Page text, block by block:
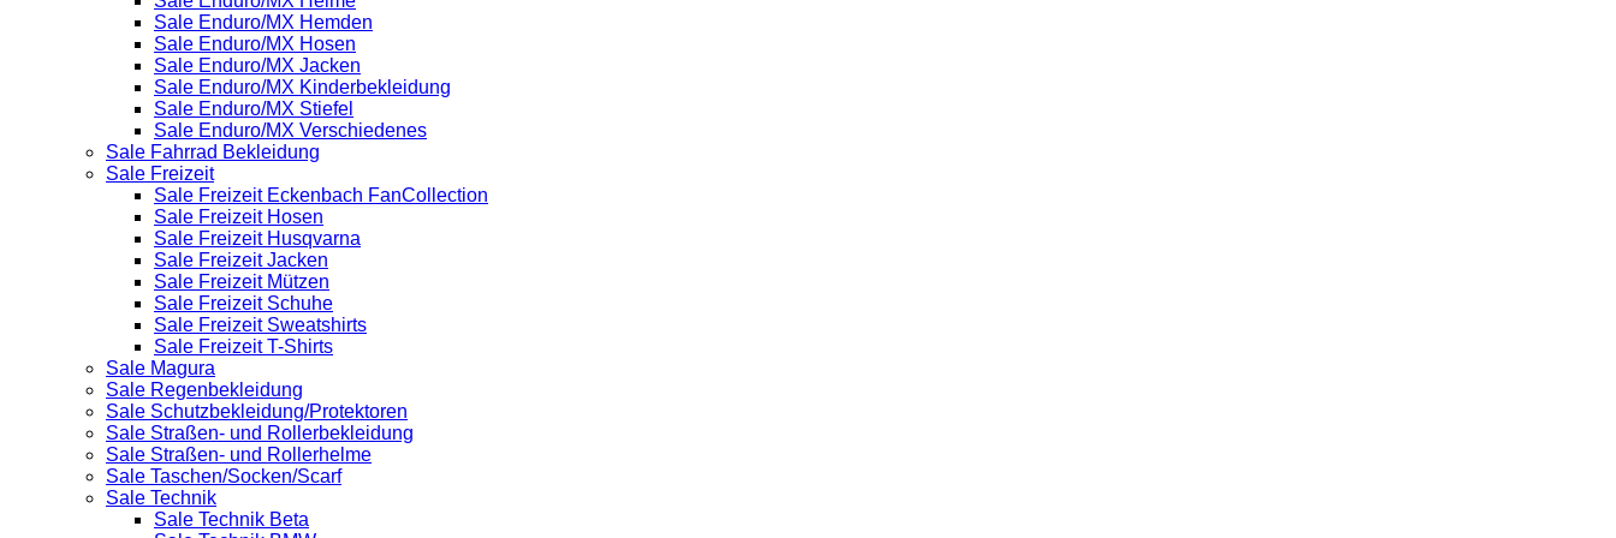
Sale Enduro/MX Hemden
Sale Enduro/MX Hosen
Sale Enduro/MX Jacken
Sale Enduro/MX Kinderbekleidung
Sale Enduro/MX Stiefel
Sale Enduro/MX Verschiedenes
Sale Fahrrad Bekleidung
Sale Freizeit
Sale Freizeit Eckenbach FanCollection
Sale Freizeit Hosen
Sale Freizeit Husqvarna
Sale Freizeit Jacken
Sale Freizeit Mützen
Sale Freizeit Schuhe
Sale Freizeit Sweatshirts
Sale Freizeit T-Shirts
Sale Magura
Sale Regenbekleidung
Sale Schutzbekleidung/Protektoren
Sale Straßen- und Rollerbekleidung
Sale Straßen- und Rollerhelme
Sale Taschen/Socken/Scarf
Sale Technik
Sale Technik Beta